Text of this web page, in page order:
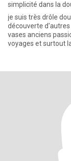
simplicité dans la
je suis très drôle
découverte
vases anciens
voyages et surtout